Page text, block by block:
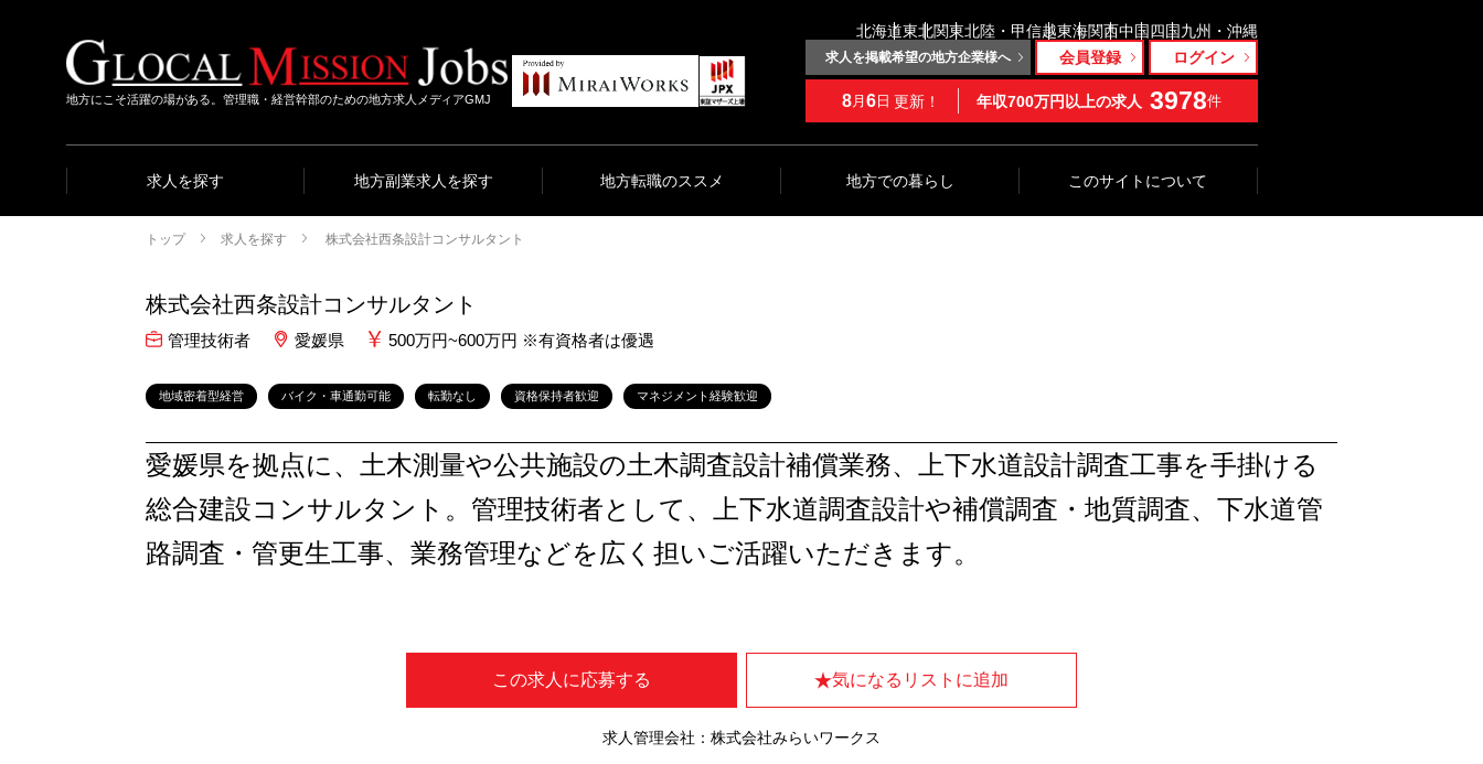
地方にこそ活躍の場がある。管理職・経営幹部のための地方求人メディアGMJ
北海道東北関東北陸・甲信越東海関西中国四国九州・沖縄
求人を掲載希望の地方企業様へ 会員登録 ログイン
8月 6日 更新！ 年収700万円以上の求人 3978件
求人を探す 地方副業求人を探す 地方転職のススメ 地方での暮らし このサイトについて
トップ 求人を探す 株式会社西条設計コンサルタント
株式会社西条設計コンサルタント
管理技術者 愛媛県 500万円~600万円 ※有資格者は優遇
地域密着型経営 バイク・車通勤可能 転勤なし 資格保持者歓迎 マネジメント経験歓迎
愛媛県を拠点に、土木測量や公共施設の土木調査設計補償業務、上下水道設計調査工事を手掛ける
総合建設コンサルタント。管理技術者として、上下水道調査設計や補償調査・地質調査、下水道管
路調査・管更生工事、業務管理などを広く担いご活躍いただきます。
この求人に応募する 気になるリストに追加
求人管理会社：株式会社みらいワークス